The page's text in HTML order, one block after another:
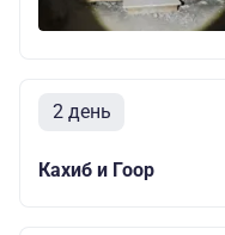
2 день
Кахиб и Гоор